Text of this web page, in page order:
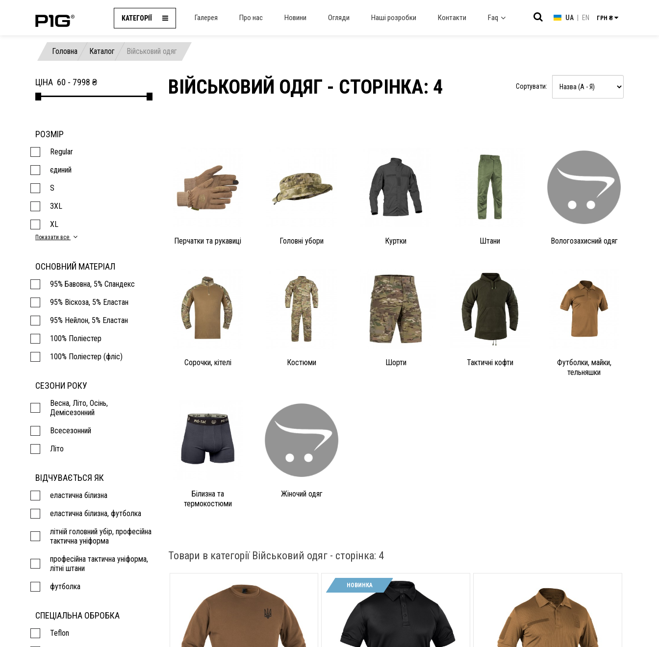
КАТЕГОРІЇ Галерея Про нас Новини Огляди Наші розробки Контакти Faq UA EN ГРН ₴
Головна Каталог Військовий одяг
ЦІНА 60 - 7998 ₴
РОЗМІР
Regular
єдиний
S
3XL
XL
Показати все
ОСНОВНИЙ МАТЕРІАЛ
95% Бавовна, 5% Спандекс
95% Віскоза, 5% Еластан
95% Нейлон, 5% Еластан
100% Поліестер
100% Поліестер (фліс)
СЕЗОНИ РОКУ
Весна, Літо, Осінь,
Демісезонний
Всесезонний
Літо
ВІДЧУВАЄТЬСЯ ЯК
еластична білизна
еластична білизна, футболка
літній головний убір, професійна
тактична уніформа
професійна тактична уніформа,
літні штани
футболка
СПЕЦІАЛЬНА ОБРОБКА
Teflon
ВІЙСЬКОВИЙ ОДЯГ - CТОРІНКА: 4 Сортувати:
Перчатки та рукавиці Головні убори Куртки Штани Вологозахисний одяг
Сорочки, кітелі Костюми Шорти Тактичні кофти
Футболки, майки,
тельняшки
Білизна та
термокостюми
Жіночий одяг
Товари в категорії Військовий одяг - cторінка: 4
НОВИНКА